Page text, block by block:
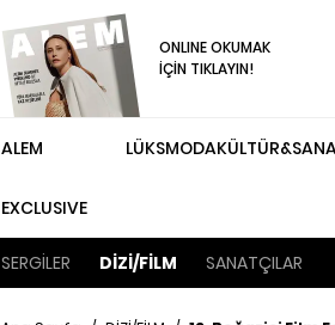
ONLINE OKUMAK
İÇİN TIKLAYIN!
ALEM
EXCLUSIVE
LÜKSMODA
SERGİLER DİZİ/FİLM SANATÇILAR